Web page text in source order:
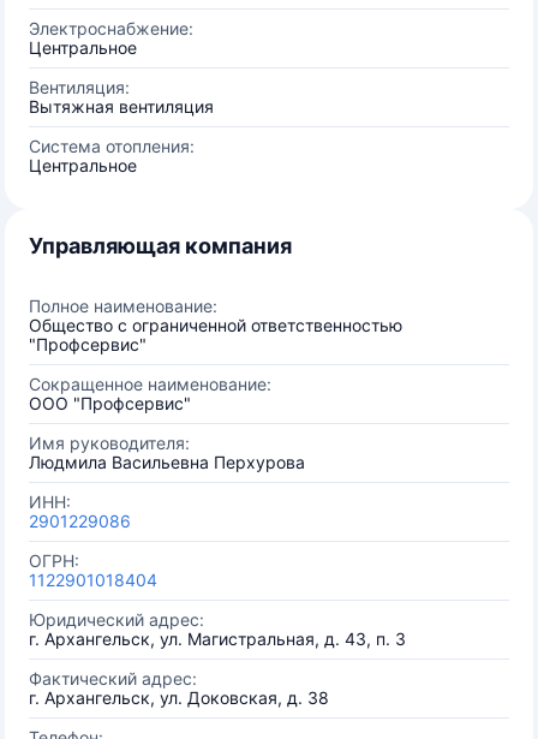
Электроснабжение:
Центральное
Вентиляция:
Вытяжная вентиляция
Система отопления:
Центральное
Управляющая компания
Полное наименование:
Общество с ограниченной ответственностью
"Профсервис"
Сокращенное наименование:
ООО "Профсервис"
Имя руководителя:
Людмила Васильевна Перхурова
ИНН:
2901229086
ОГРН:
1122901018404
Юридический адрес:
г. Архангельск, ул. Магистральная, д. 43, п. 3
Фактический адрес:
г. Архангельск, ул. Доковская, д. 38